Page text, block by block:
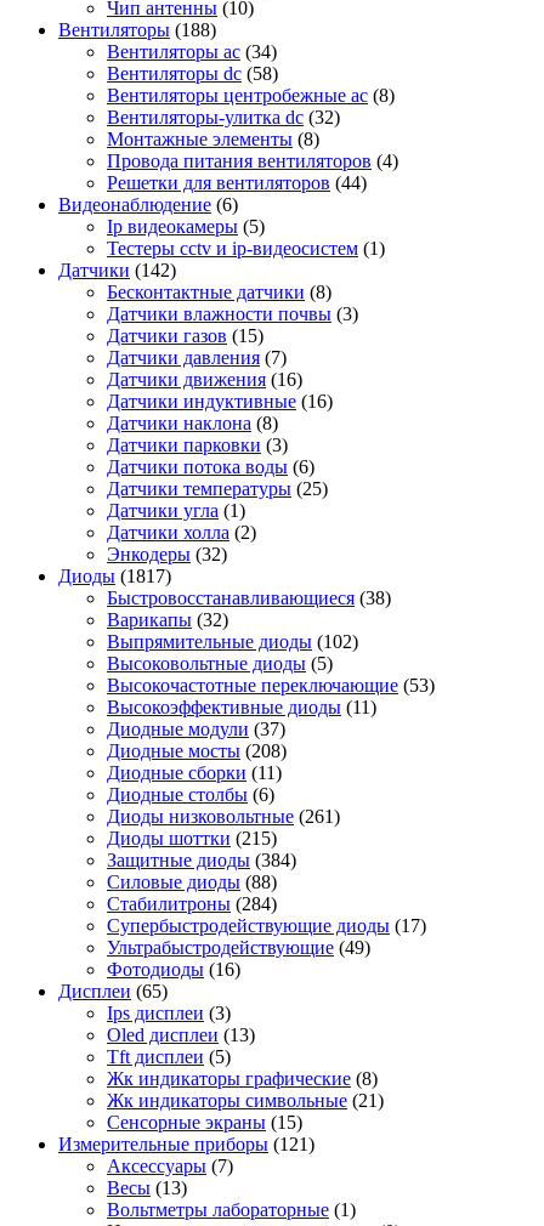
Чип антенны (10)
Вентиляторы (188)
Вентиляторы ac (34)
Вентиляторы dc (58)
Вентиляторы центробежные ac (8)
Вентиляторы-улитка dc (32)
Монтажные элементы (8)
Провода питания вентиляторов (4)
Решетки для вентиляторов (44)
Видеонаблюдение (6)
Ip видеокамеры (5)
Тестеры cctv и ip-видеосистем (1)
Датчики (142)
Бесконтактные датчики (8)
Датчики влажности почвы (3)
Датчики газов (15)
Датчики давления (7)
Датчики движения (16)
Датчики индуктивные (16)
Датчики наклона (8)
Датчики парковки (3)
Датчики потока воды (6)
Датчики температуры (25)
Датчики угла (1)
Датчики холла (2)
Энкодеры (32)
Диоды (1817)
Быстровосстанавливающиеся (38)
Варикапы (32)
Выпрямительные диоды (102)
Высоковольтные диоды (5)
Высокочастотные переключающие (53)
Высокоэффективные диоды (11)
Диодные модули (37)
Диодные мосты (208)
Диодные сборки (11)
Диодные столбы (6)
Диоды низковольтные (261)
Диоды шоттки (215)
Защитные диоды (384)
Силовые диоды (88)
Стабилитроны (284)
Супербыстродействующие диоды (17)
Ультрабыстродействующие (49)
Фотодиоды (16)
Дисплеи (65)
Ips дисплеи (3)
Oled дисплеи (13)
Tft дисплеи (5)
Жк индикаторы графические (8)
Жк индикаторы символьные (21)
Сенсорные экраны (15)
Измерительные приборы (121)
Аксессуары (7)
Весы (13)
Вольтметры лабораторные (1)